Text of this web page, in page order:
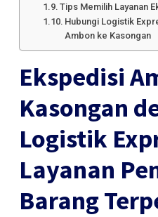
Tips Memilih Layanan
Hubungi Logistik
Ambon ke Kasongan
Ekspedisi
Kasongan
Logistik
Layanan
Barang